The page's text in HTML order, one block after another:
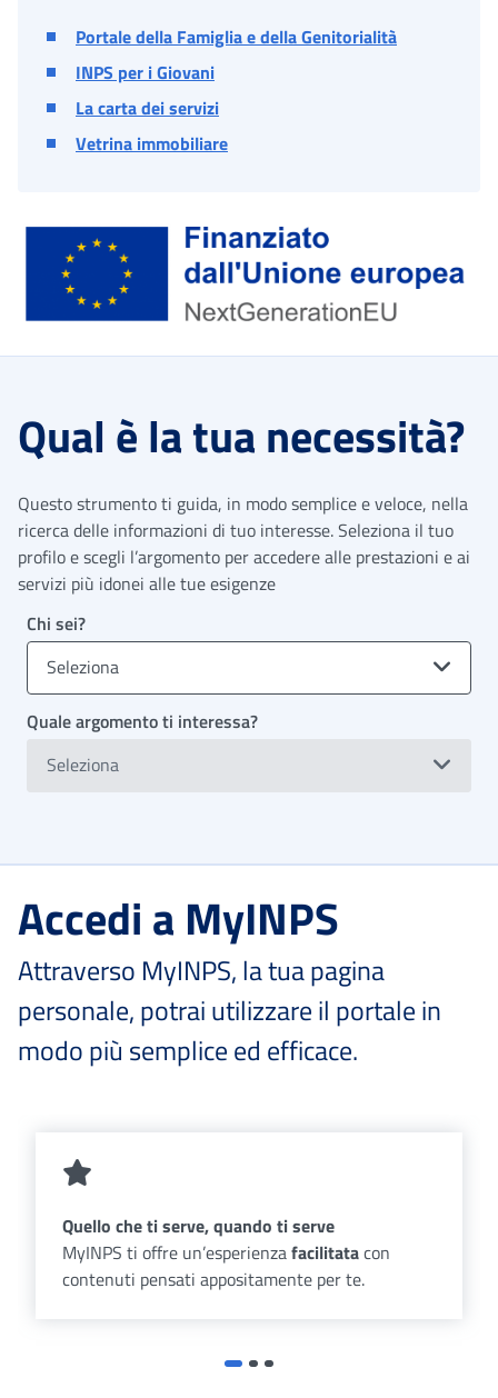
Portale della Famiglia e della Genitorialità
INPS per i Giovani
La carta dei servizi
Vetrina immobiliare
Qual è la tua necessità?
Questo strumento ti guida, in modo semplice e veloce, nella
ricerca delle informazioni di tuo interesse. Seleziona il tuo
profilo e scegli l’argomento per accedere alle prestazioni e ai
servizi più idonei alle tue esigenze
Chi sei?
Seleziona
Quale argomento ti interessa?
Seleziona
Accedi a MyINPS
Attraverso MyINPS, la tua pagina
personale, potrai utilizzare il portale in
modo più semplice ed efficace.
Quello che ti serve, quando ti serve
MyINPS ti offre un’esperienzafacilitatacon
contenuti pensati appositamente per te.